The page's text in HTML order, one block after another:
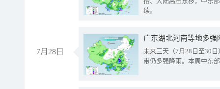
续。
7月28日
广东湖北河南等地多
未来三天（7月28日至30
带仍多强降雨。本周中东